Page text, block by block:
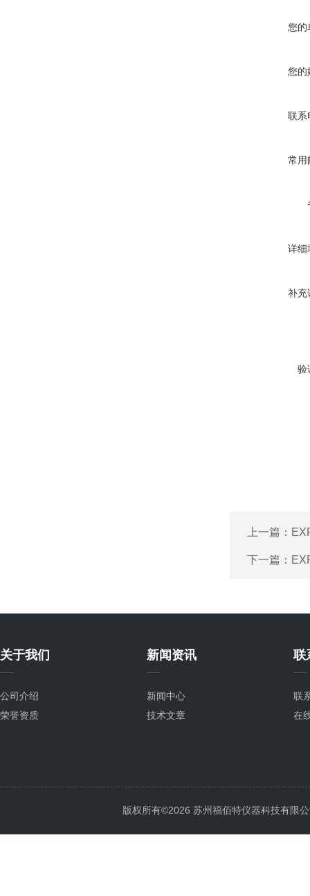
您的
您的
联系
常用
详细
补充
验
上一篇：
下一篇：
关于我们
公司介绍
荣誉资质
新闻资讯
新闻中心
技术文章
联
联
在
版权所有©2026 苏州福佰特仪器科技有限